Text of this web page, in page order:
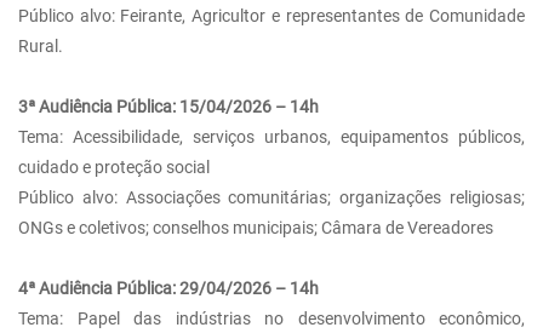
Público alvo: Feirante, Agricultor e representantes de Comunidade
Rural.
3ª Audiência Pública: 15/04/2026 – 14h
Tema: Acessibilidade, serviços urbanos, equipamentos públicos,
cuidado e proteção social
Público alvo: Associações comunitárias; organizações religiosas;
ONGs e coletivos; conselhos municipais; Câmara de Vereadores
4ª Audiência Pública: 29/04/2026 – 14h
Tema: Papel das indústrias no desenvolvimento econômico,